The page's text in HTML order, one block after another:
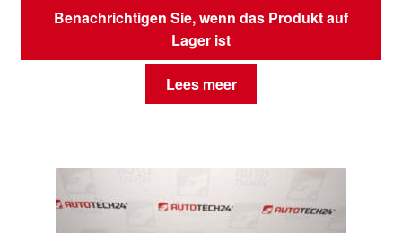
Benachrichtigen Sie, wenn das Produkt auf
Lager ist
Lees meer